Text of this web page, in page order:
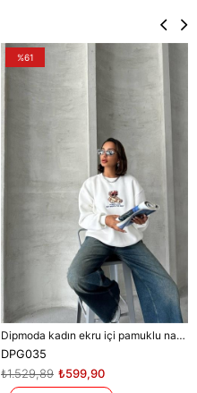
Dipmoda kadın ekru içi pamuklu nakış detaylı sweat DPG035
DPG035
₺599,90
₺1.529,89
%61